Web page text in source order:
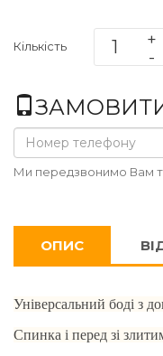
Кількість
ЗАМОВИТИ
Ми передзвонимо Вам
ОПИС
Універсальний боді з
Спинка і перед зі